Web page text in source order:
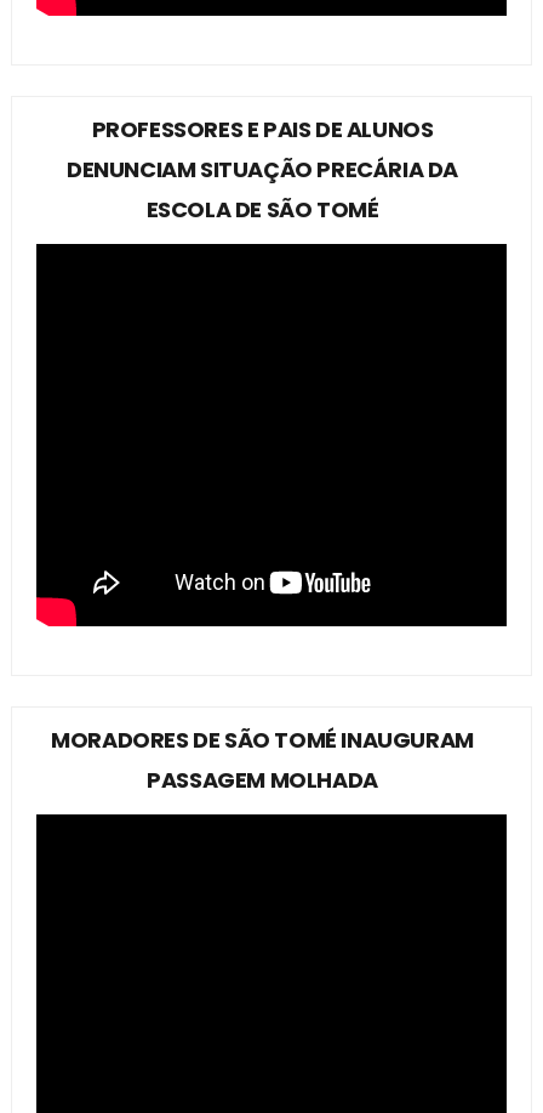
PROFESSORES E PAIS DE ALUNOS
DENUNCIAM SITUAÇÃO PRECÁRIA DA
ESCOLA DE SÃO TOMÉ
MORADORES DE SÃO TOMÉ INAUGURAM
PASSAGEM MOLHADA